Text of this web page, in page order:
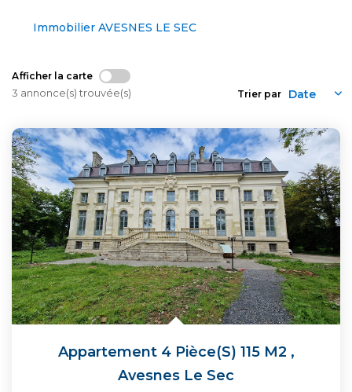
Immobilier AVESNES LE SEC
Afficher la carte
3 annonce(s) trouvée(s) Trier par
Appartement 4 Pièce(s) 115 M2 ,
Avesnes Le Sec